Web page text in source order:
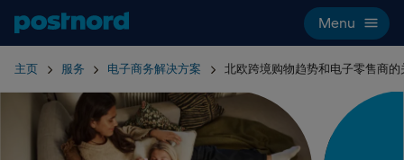
Hoppa över navigering och sök
Menu
主页 服务 电子商务解决方案 北欧跨境购物趋势和电子零售商的